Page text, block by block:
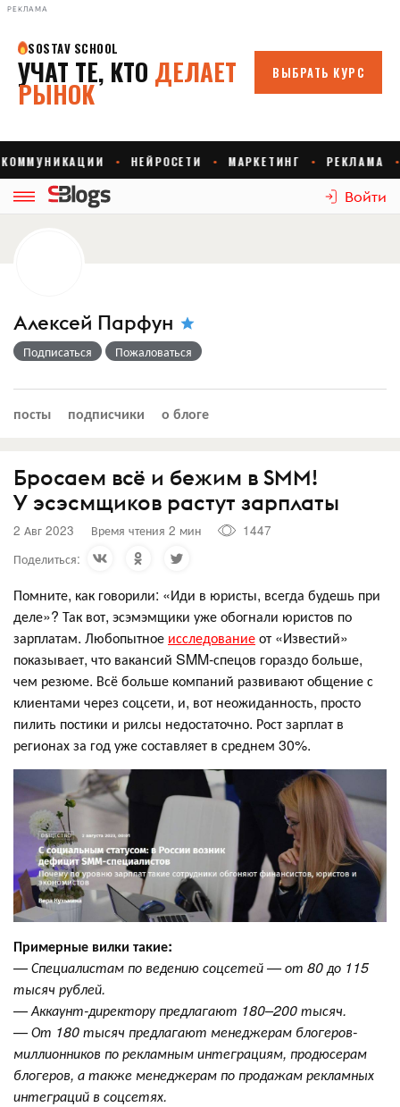
РЕКЛАМА
Войти
Алексей Парфун
Подписаться Пожаловаться
посты подписчики о блоге
Бросаем всё и бежим в SMM!
У эсэсмщиков растут зарплаты
2 Авг 2023 Время чтения 2 мин
1447
Поделиться:
Помните, как говорили: «Иди в юристы, всегда будешь при
деле»? Так вот, эсэмэмщики уже обогнали юристов по
зарплатам. Любопытное исследованиеот «Известий»
показывает, что вакансий SMM-спецов гораздо больше,
чем резюме. Всё больше компаний развивают общение с
клиентами через соцсети, и, вот неожиданность, просто
пилить постики и рилсы недостаточно. Рост зарплат в
регионах за год уже составляет в среднем 30%.
Примерные вилки такие:
—Специалистам по ведению соцсетей — от 80 до 115
тысяч рублей.
—Аккаунт-директору предлагают 180–200 тысяч.
—От 180 тысяч предлагают менеджерам блогеров-
миллионников по рекламным интеграциям, продюсерам
блогеров, а также менеджерам по продажам рекламных
интеграций в соцсетях.